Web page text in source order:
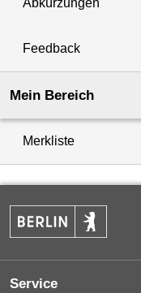
Feedback
Mein Bereich
Merkliste
Service